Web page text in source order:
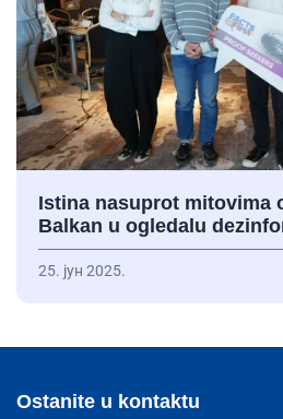
Istina nasuprot mitovima
Balkan u ogledalu
25. јун 2025.
Ostanite u kontaktu